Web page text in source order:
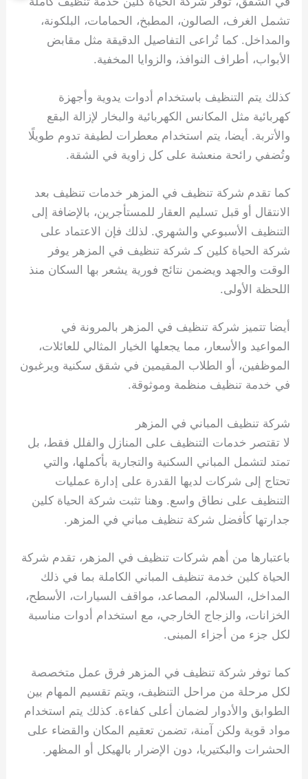
تشمل الغرف، الصالون، المطبخ، الحمامات، البلكونة،
والمداخل. كما تُراعى التفاصيل الدقيقة مثل مقابض
الأبواب، أطراف النوافذ، والزوايا المخفية.
كذلك يتم التنظيف باستخدام أدوات يدوية وأجهزة
كهربائية مثل المكانس الكهربائية والبخار لإزالة البقع
والأتربة. أيضا، يتم استخدام معطرات لطيفة تدوم طويلًا
وتُضفي رائحة منعشة على كل زاوية في الشقة.
كما تقدم شركة تنظيف في المزهر خدمات تنظيف بعد
الانتقال أو قبل تسليم العقار للمستأجرين، بالإضافة إلى
التنظيف الأسبوعي والشهري. لذلك فإن الاعتماد على
شركة الحياة كلين كـ شركة تنظيف في المزهر يوفر
الوقت والجهد ويضمن نتائج فورية يشعر بها السكان منذ
اللحظة الأولى.
أيضا تتميز شركة تنظيف في المزهر بالمرونة في
المواعيد والأسعار، مما يجعلها الخيار المثالي للعائلات،
الموظفين، أو الطلاب المقيمين في شقق سكنية ويرغبون
في خدمة تنظيف منظمة وموثوقة.
شركة تنظيف المباني في المزهر
لا تقتصر خدمات التنظيف على المنازل والفلل فقط، بل
تمتد لتشمل المباني السكنية والتجارية بأكملها، والتي
تحتاج إلى شركات لديها القدرة على إدارة عمليات
التنظيف على نطاق واسع. وهنا تثبت شركة الحياة كلين
جدارتها كأفضل شركة تنظيف مباني في المزهر.
باعتبارها من أهم شركات تنظيف في المزهر، تقدم شركة
الحياة كلين خدمة تنظيف المباني الكاملة بما في ذلك
المداخل، السلالم، المصاعد، مواقف السيارات، الأسطح،
الخزانات، والزجاج الخارجي، مع استخدام أدوات مناسبة
لكل جزء من أجزاء المبنى.
كما توفر شركة تنظيف في المزهر فرق عمل متخصصة
لكل مرحلة من مراحل التنظيف، ويتم تقسيم المهام بين
الطوابق والأدوار لضمان أعلى كفاءة. كذلك يتم استخدام
مواد قوية ولكن آمنة، تضمن تعقيم المكان والقضاء على
الحشرات والبكتيريا، دون الإضرار بالهيكل أو المظهر.